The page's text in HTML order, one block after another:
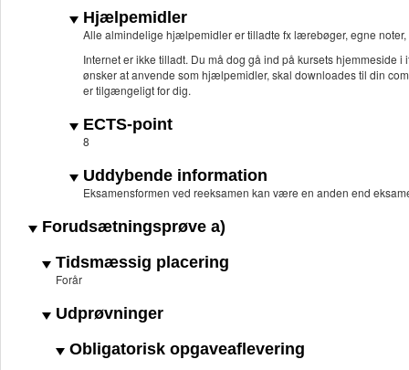
Hjælpemidler
Alle almindelige hjælpemidler er tilladte fx lærebøger, egne
Internet er ikke tilladt. Du må dog gå ind på kursets hjemmeside
ønsker at anvende som hjælpemidler, skal downloades til din
er tilgængeligt for dig.
ECTS-point
8
Uddybende information
Eksamensformen ved reeksamen kan være en anden end
Forudsætningsprøve a)
Tidsmæssig placering
Forår
Udprøvninger
Obligatorisk opgaveaflevering